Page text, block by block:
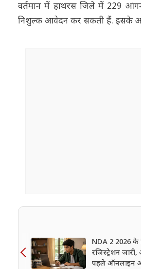
वर्तमान में हाथरस जिले में 229
निशुल्क आवेदन कर सकती हैं. इसके
NDA 2 2026 के
रजिस्ट्रेशन
पहले ऑनलाइन